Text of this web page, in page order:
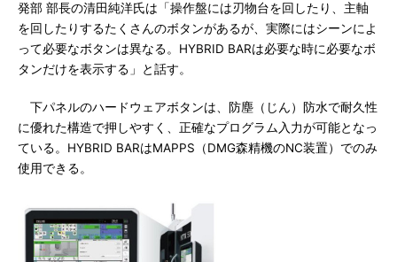
発部 部長の清田純洋氏は「操作盤には刃物台を回したり、主軸
を回したりするたくさんのボタンがあるが、実際にはシーンによ
って必要なボタンは異なる。HYBRID BARは必要な時に必要なボ
タンだけを表示する」と話す。
下パネルのハードウェアボタンは、防塵（じん）防水で耐久性
に優れた構造で押しやすく、正確なプログラム入力が可能となっ
ている。HYBRID BARはMAPPS（DMG森精機のNC装置）でのみ
使用できる。